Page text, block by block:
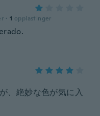
· 1 opplastinger
、絶妙な色が気に入